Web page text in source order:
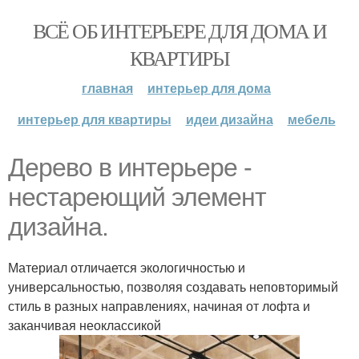
ВСЁ ОБ ИНТЕРЬЕРЕ ДЛЯ ДОМА И
КВАРТИРЫ
главная
интерьер для дома
интерьер для квартиры
идеи дизайна мебель
Дерево в интерьере -
нестареющий элемент
дизайна.
Материал отличается экологичностью и
универсальностью, позволяя создавать неповторимый
стиль в разных направлениях, начиная от лофта и
заканчивая неоклассикой